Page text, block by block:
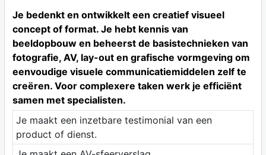
Je bedenkt en ontwikkelt een creatief visueel
concept of format. Je hebt kennis van
beeldopbouw en beheerst de basistechnieken van
fotografie, AV, lay-out en grafische vormgeving om
eenvoudige visuele communicatiemiddelen zelf te
creëren. Voor complexere taken werk je efficiënt
samen met specialisten.
Je maakt een inzetbare testimonial van een
product of dienst.